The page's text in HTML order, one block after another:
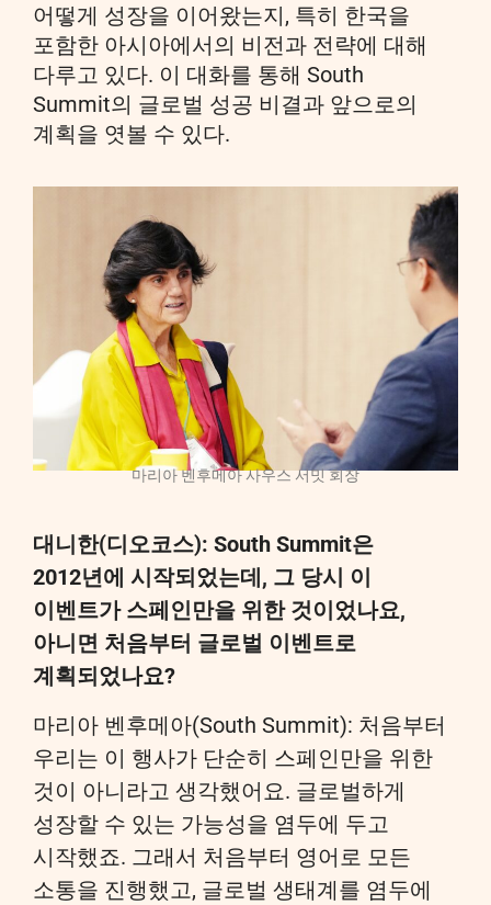
어떻게 성장을 이어왔는지, 특히 한국을
포함한 아시아에서의 비전과 전략에 대해
다루고 있다. 이 대화를 통해 South
Summit의 글로벌 성공 비결과 앞으로의
계획을 엿볼 수 있다.
마리아 벤후메아 사우스 서밋 회장
대니한(디오코스): South Summit은
2012년에 시작되었는데, 그 당시 이
이벤트가 스페인만을 위한 것이었나요,
아니면 처음부터 글로벌 이벤트로
계획되었나요?
마리아 벤후메아(South Summit): 처음부터
우리는 이 행사가 단순히 스페인만을 위한
것이 아니라고 생각했어요. 글로벌하게
성장할 수 있는 가능성을 염두에 두고
시작했죠. 그래서 처음부터 영어로 모든
소통을 진행했고, 글로벌 생태계를 염두에